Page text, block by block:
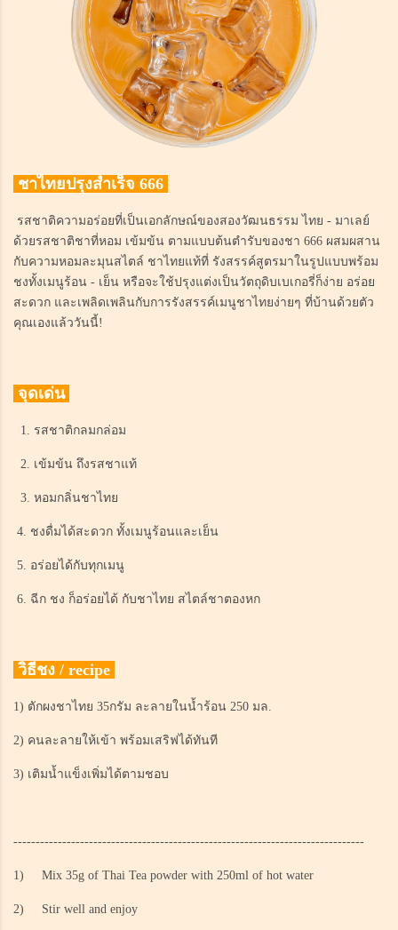
ชาไทยปรุงสำเร็จ 666
รสชาติความอร่อยที่เป็นเอกลักษณ์ของสองวัฒนธรรม ไทย - มาเลย์
ด้วยรสชาติชาที่หอม เข้มข้น ตามแบบต้นตำรับของชา 666 ผสมผสาน
กับความหอมละมุนสไตล์ ชาไทยแท้ที่ รังสรรค์สูตรมาในรูปแบบพร้อม
ชงทั้งเมนูร้อน - เย็น หรือจะใช้ปรุงแต่งเป็นวัตถุดิบเบเกอรี่ก็ง่าย อร่อย
สะดวก และเพลิดเพลินกับการรังสรรค์เมนูชาไทยง่ายๆ ที่บ้านด้วยตัว
คุณเองแล้ววันนี้!
จุดเด่น
1. รสชาติกลมกล่อม
2. เข้มข้น ถึงรสชาแท้
3. หอมกลิ่นชาไทย
4. ชงดื่มได้สะดวก ทั้งเมนูร้อนและเย็น
5. อร่อยได้กับทุกเมนู
6. ฉีก ชง ก็อร่อยได้ กับชาไทย สไตล์ชาตองหก
วิธีชง / recipe
1) ตักผงชาไทย 35กรัม ละลายในน้ำร้อน 250 มล.
2) คนละลายให้เข้า พร้อมเสริฟได้ทันที
3) เติมน้ำแข็งเพิ่มได้ตามชอบ
-------------------------------------------------------------------------------
1) Mix 35g of Thai Tea powder with 250ml of hot water
2) Stir well and enjoy